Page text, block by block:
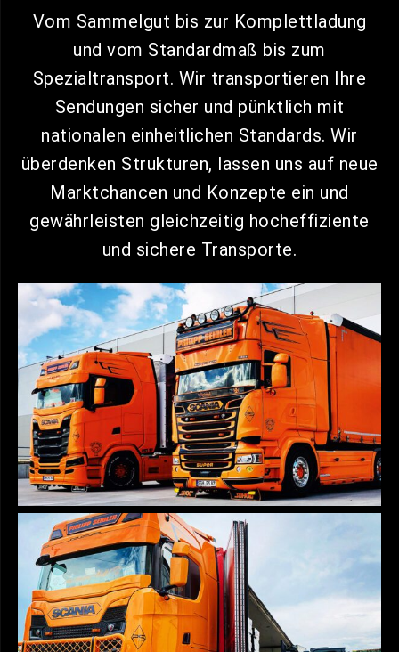
Vom Sammelgut bis zur Komplettladung
und vom Standardmaß bis zum
Spezialtransport. Wir transportieren Ihre
Sendungen sicher und pünktlich mit
nationalen einheitlichen Standards. Wir
überdenken Strukturen, lassen uns auf neue
Marktchancen und Konzepte ein und
gewährleisten gleichzeitig hocheffiziente
und sichere Transporte.